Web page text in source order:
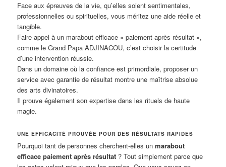
Face aux épreuves de la vie, qu’elles soient sentimentales,
professionnelles ou spirituelles, vous méritez une aide réelle et
tangible.
Faire appel à un marabout efficace « paiement après résultat »,
comme le Grand Papa ADJINACOU, c’est choisir la certitude
d’une intervention réussie.
Dans un domaine où la confiance est primordiale, proposer un
service avec garantie de résultat montre une maîtrise absolue
des arts divinatoires.
Il prouve également son expertise dans les rituels de haute
magie.
UNE EFFICACITÉ PROUVÉE POUR DES RÉSULTATS RAPIDES
Pourquoi tant de personnes cherchent-elles unmarabout
efficace paiement après résultat ? Tout simplement parce que